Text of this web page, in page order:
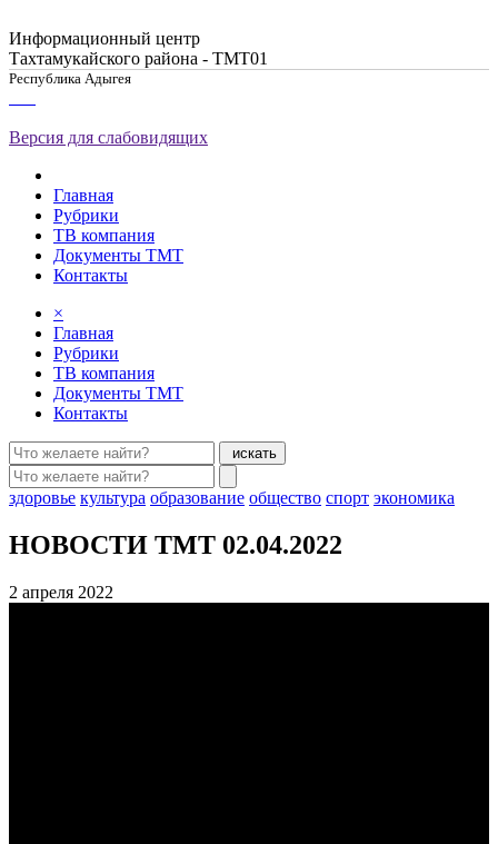
Информационный центр
Тахтамукайского района - ТМТ01
Республика Адыгея
Версия для слабовидящих
Главная
Рубрики
ТВ компания
Документы ТМТ
Контакты
×
Главная
Рубрики
ТВ компания
Документы ТМТ
Контакты
искать
здоровье культура образование общество спорт экономика
НОВОСТИ ТМТ 02.04.2022
2 апреля 2022